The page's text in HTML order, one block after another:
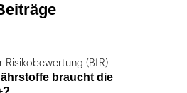
Risikobewertung (BfR)
braucht die